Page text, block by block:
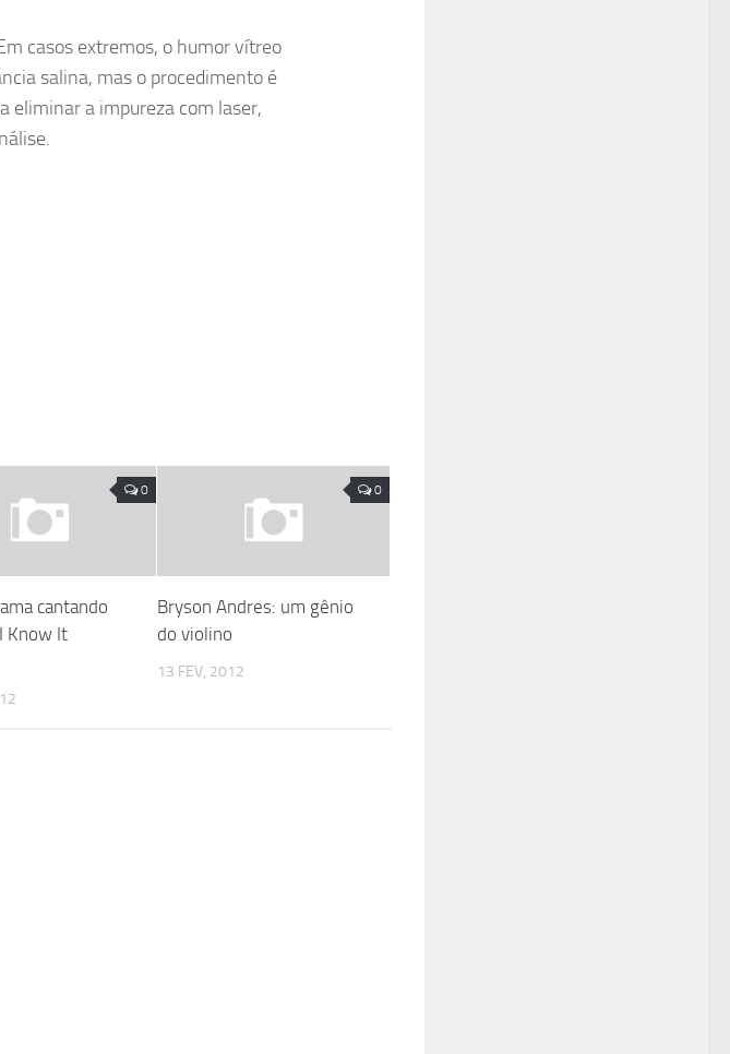
casos extremos, o humor vítreo
salina, mas o procedimento é
eliminar a impureza com laser,
0
cantando
Know It
0
Bryson Andres: um gênio
do violino
13 FEV, 2012